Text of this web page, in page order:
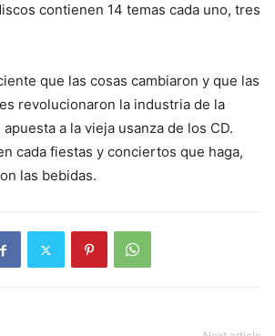
contienen 14 temas cada uno, tres
que las cosas cambiaron y que las
revolucionaron la industria de la
a la vieja usanza de los CD.
cada fiestas y conciertos que haga,
las bebidas.